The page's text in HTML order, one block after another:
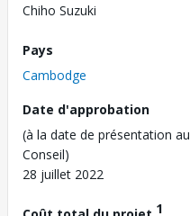
Chiho Suzuki
Pays
Cambodge
Date d'approbation
(à la date de présentation au
Conseil)
28 juillet 2022
1